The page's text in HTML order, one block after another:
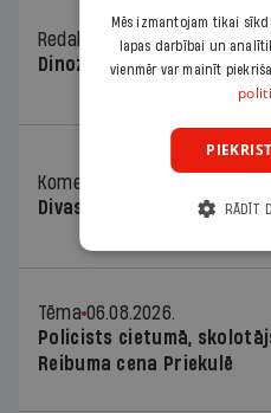
Redaktores sleja 06.08.2026.
Dinozaura triks
Komentārs
Divas koalīcijas
Tēma 06.08.2026.
Policists cietumā,
Reibuma cena Priekulē
Mēs izmantojam tikai
lapas darbībai un
vienmēr var mainīt
RĀDĪT